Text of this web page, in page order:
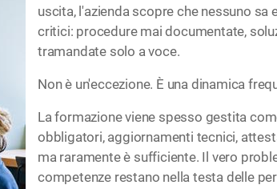
uscita, l'azienda scopre che nessuno
critici: procedure mai documentate,
tramandate solo a voce.
Non è un'eccezione. È una dinamica
La formazione viene spesso gestita
obbligatori, aggiornamenti tecnici,
ma raramente è sufficiente. Il vero
competenze restano nella testa delle